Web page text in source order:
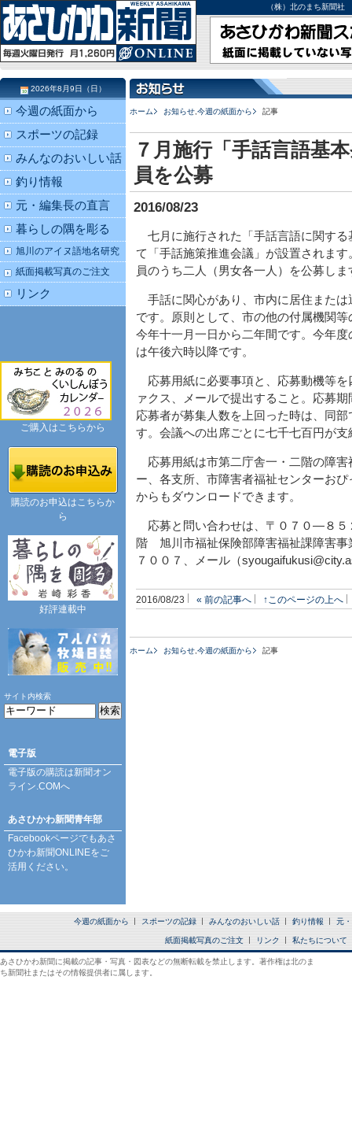
（株）北のまち新聞
ホーム お知らせ 今週の紙面から 記事
７月施行「手話言語基
員を公募
2016/08/23
七月に施行された「手話言語に関する
て「手話施策推進会議」が設置されま
員のうち二人（男女各一人）を公募しま
手話に関心があり、市内に居住または
です。原則として、市の他の付属機関
今年十一月一日から二年間です。今年
は午後六時以降です。
応募用紙に必要事項と、応募動機等を
ァクス、メールで提出すること。応募
応募者が募集人数を上回った時は、同
す。会議への出席ごとに七千七百円が支
応募用紙は市第二庁舎一・二階の障
ー、各支所、市障害者福祉センターお
からもダウンロードできます。
応募と問い合わせは、〒０７０―８
階 旭川市福祉保険部障害福祉課障害
７００７、メール（
2016/08/23 « 前の記事へ ↑このページの上へ
ホーム お知らせ 今週の紙面から 記事
2026年8月9日（日）
今週の紙面から
スポーツの記録
みんなのおいしい話
釣り情報
元・編集長の直言
暮らしの隅を彫る
旭川のアイヌ語地名研究
紙面掲載写真のご注文
リンク
ご購入はこちらから
購読のお申込はこちらか
ら
好評連載中
サイト内検索
電子版
電子版の購読は新聞オン
ライン.COMへ
あさひかわ新聞青年部
Facebookページでもあさ
ひかわ新聞ONLINEをご
活用ください。
今週の紙面から スポーツの記録 みんなのおいしい話 釣り情報 元
紙面掲載写真のご注文 リンク 私たちについて
あさひかわ新聞に掲載の記事・写真・図表などの無断転載を禁止します。著作権は北のま
ち新聞社またはその情報提供者に属します。